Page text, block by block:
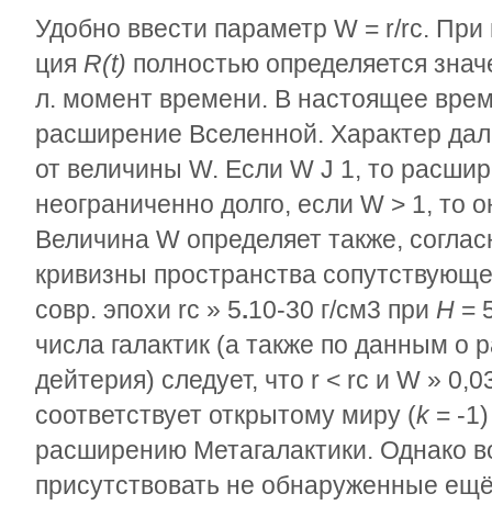
Удобно ввести параметр W = r/rс. При
ция R(t) полностью определяется
л. момент времени. В настоящее
расширение Вселенной. Характер
от величины W. Если W Ј 1, то
неограниченно долго, если W > 1, то
Величина W определяет также,
кривизны пространства
совр. эпохи rc » 5.10-30 г/см3 при Н =
числа галактик (а также по данным о
дейтерия) следует, что r < rс и W »
соответствует открытому миру (k = -
расширению Метагалактики. Однако
присутствовать не обнаруженные